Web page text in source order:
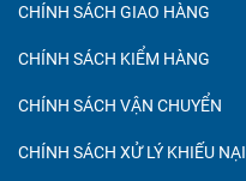
CHÍNH SÁCH GIAO HÀNG
CHÍNH SÁCH KIỂM HÀNG
CHÍNH SÁCH VẬN CHUYỂN
CHÍNH SÁCH XỬ LÝ KHIẾU NẠI